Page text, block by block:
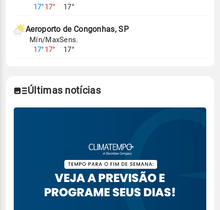
17°17°
17°
Aeroporto de Congonhas, SP
Mín/Max
17°17°
Sens.
17°
Últimas notícias